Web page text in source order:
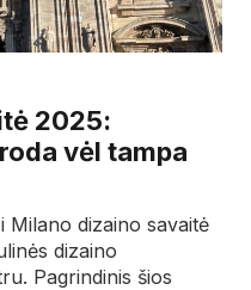
2025:
vėl tampa
Milano dizaino savaitė
dizaino
Pagrindinis šios